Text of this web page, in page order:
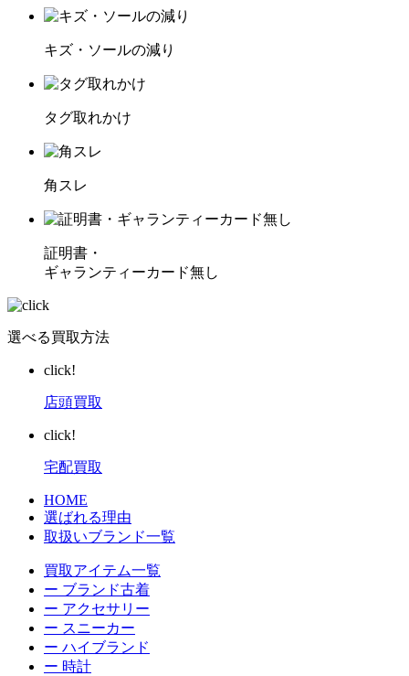
キズ・ソールの減り
タグ取れかけ
角スレ
証明書・
ギャランティーカード無し
選べる買取方法
click!
店頭買取
click!
宅配買取
HOME
選ばれる理由
取扱いブランド一覧
買取アイテム一覧
ー ブランド古着
ー アクセサリー
ー スニーカー
ー ハイブランド
ー 時計